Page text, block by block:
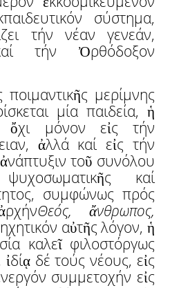
σύστημα,
τήν νέαν γενεάν,
τήν Ὀρθόδοξον
μερίμνης
μία παιδεία, ἡ
ὄχι μόνον εἰς τήν
ἀλλά καί εἰς τήν
τοῦ συνόλου
καί
συμφώνως πρός
Θεός, ἄνθρωπος,
αὐτῆς λόγον, ἡ
καλεῖ φιλοστόργως
δέ τούς νέους, εἰς
συμμετοχήν εἰς